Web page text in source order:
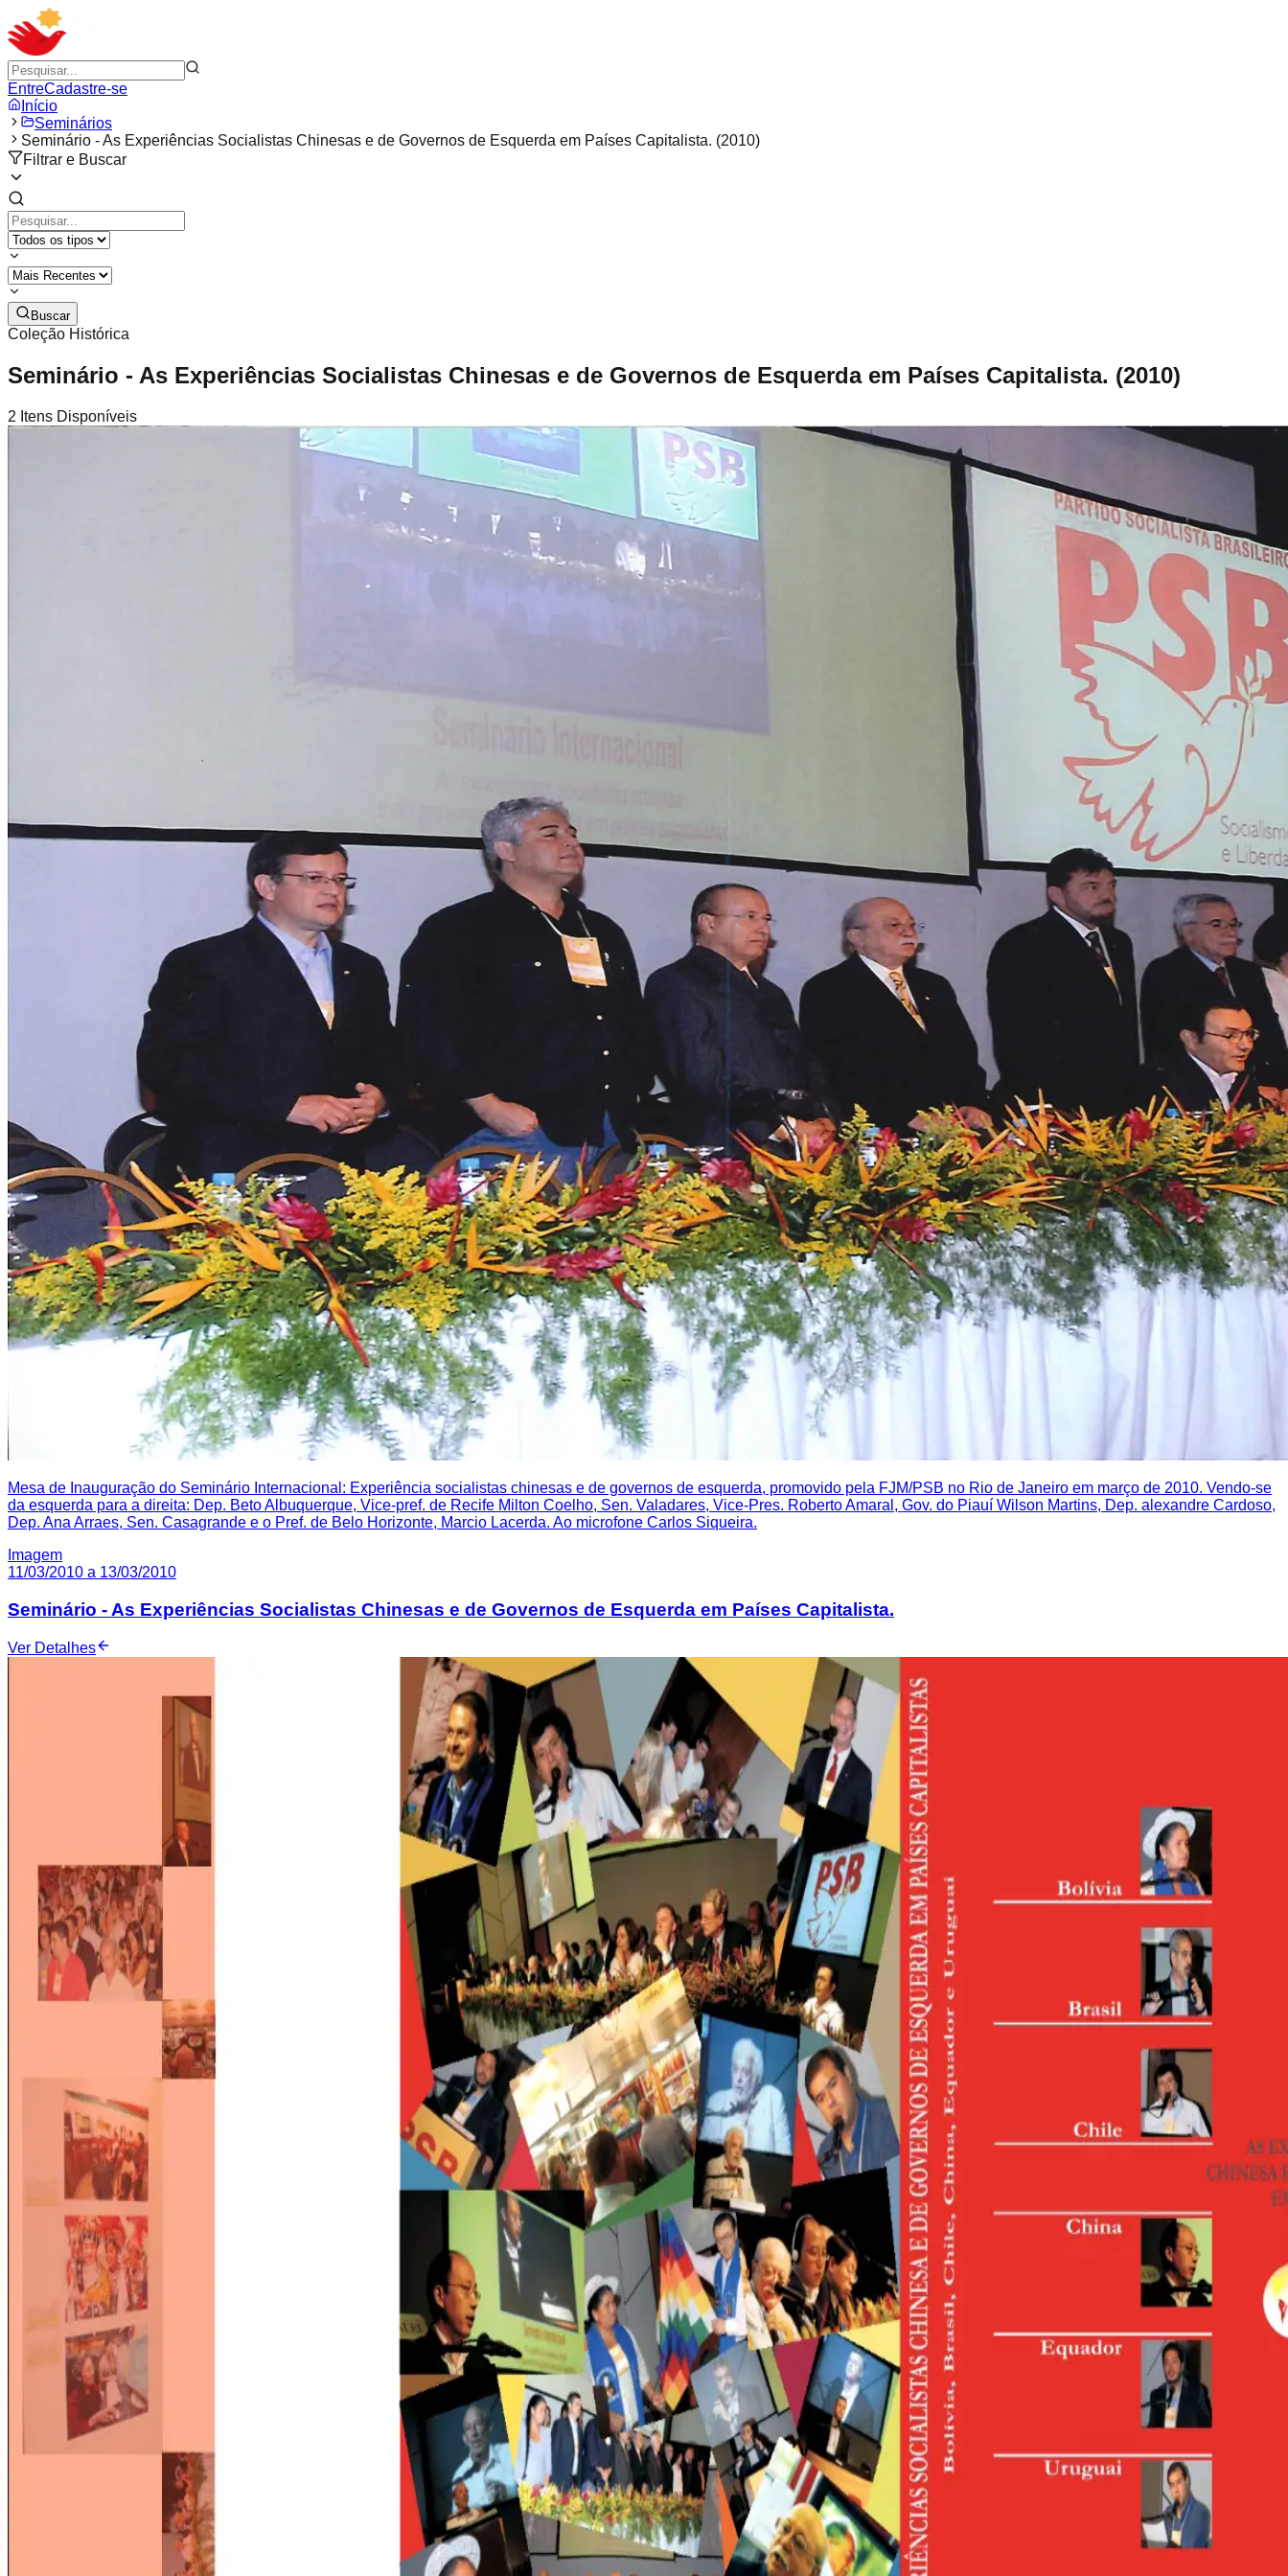
EntreCadastre-se
Início
Seminários
Seminário - As Experiências Socialistas Chinesas e de Governos de Esquerda em Países Capitalista. (2010)
Filtrar e Buscar
Buscar
Coleção Histórica
Seminário - As Experiências Socialistas Chinesas e de Governos de Esquerda em Países Capitalista. (2010)
2 Itens Disponíveis
Mesa de Inauguração do Seminário Internacional: Experiência socialistas chinesas e de governos de esquerda, promovido pela FJM/PSB no Rio de Janeiro em março de 2010. Vendo-se
da esquerda para a direita: Dep. Beto Albuquerque, Vice-pref. de Recife Milton Coelho, Sen. Valadares, Vice-Pres. Roberto Amaral, Gov. do Piauí Wilson Martins, Dep. alexandre Cardoso,
Dep. Ana Arraes, Sen. Casagrande e o Pref. de Belo Horizonte, Marcio Lacerda. Ao microfone Carlos Siqueira.
Imagem
11/03/2010 a 13/03/2010
Seminário - As Experiências Socialistas Chinesas e de Governos de Esquerda em Países Capitalista.
Ver Detalhes